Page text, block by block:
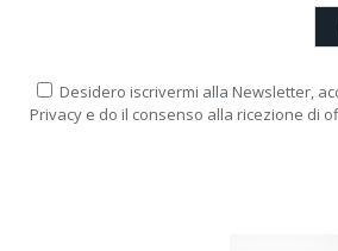
Desidero iscrivermi alla Newsletter,
Privacy e do il consenso alla ricezione di